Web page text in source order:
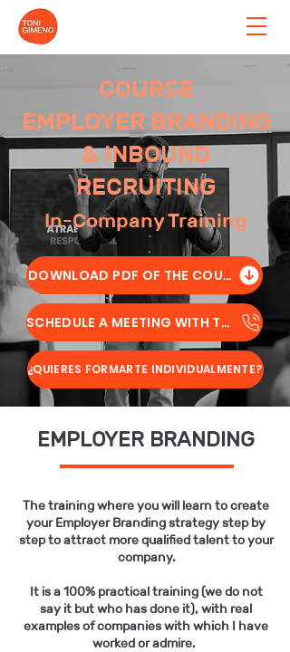
COURSE
EMPLOYER BRANDING
& INBOUND
RECRUITING
In-Company Training
DOWNLOAD PDF OF THE COURSE
SCHEDULE A MEETING WITH TONI
¿QUIERES FORMARTE INDIVIDUALMENTE?
EMPLOYER BRANDING
The training where you will learn to create
your Employer Branding strategy step by
step to attract more qualified talent to your
company.
It is a 100% practical training (we do not
say it but who has done it), with real
examples of companies with which I have
worked or admire.